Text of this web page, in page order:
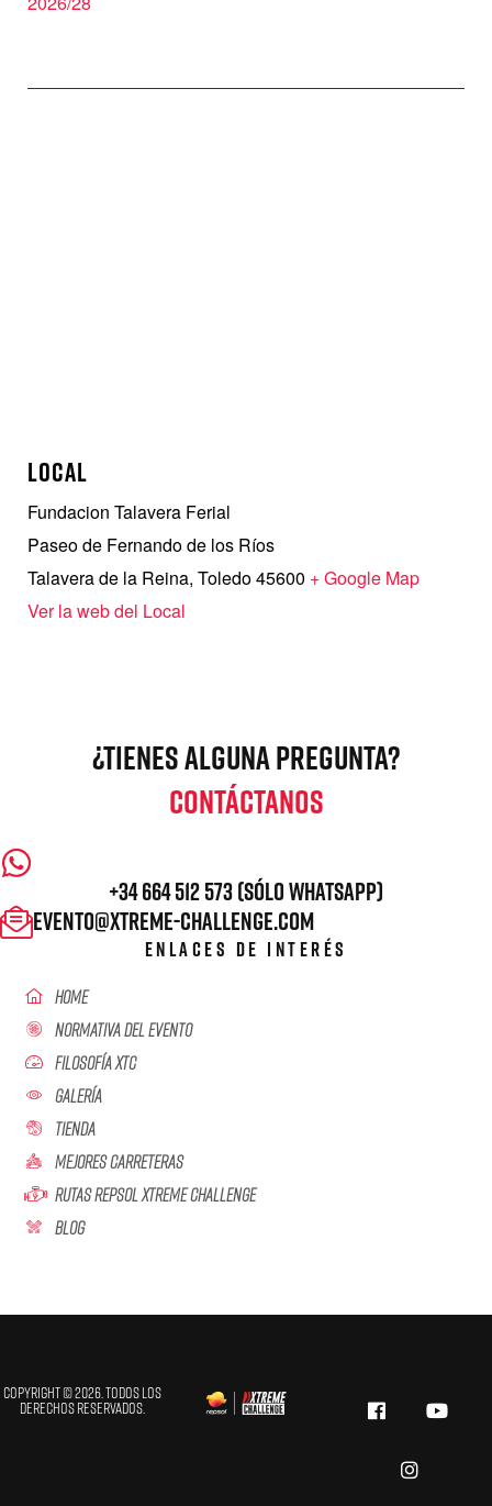
LOCAL
Fundacion Talavera Ferial
Paseo de Fernando de los Ríos
Talavera de la Reina, Toledo45600 + Google Map
Ver la web del Local
¿TIENES ALGUNA PREGUNTA?
CONTÁCTANOS
+34 664 512 573 (Sólo WhatsApp)
evento@xtreme-challenge.com
ENLACES DE INTERÉS
Home
Normativa Del Evento
Filosofía XTC
Galería
Tienda
Mejores Carreteras
Rutas Repsol Xtreme Challenge
Blog
Copyright © 2026. Todos los
derechos reservados.